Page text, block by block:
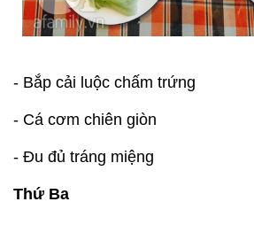
- Bắp cải luộc chấm trứng
- Cá cơm chiên giòn
- Đu đủ tráng miệng
Thứ Ba